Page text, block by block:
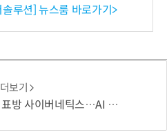
료
솔루션] 뉴스룸 바로가기>
보기
네틱스…AI 사주로 MAU 100만 돌파